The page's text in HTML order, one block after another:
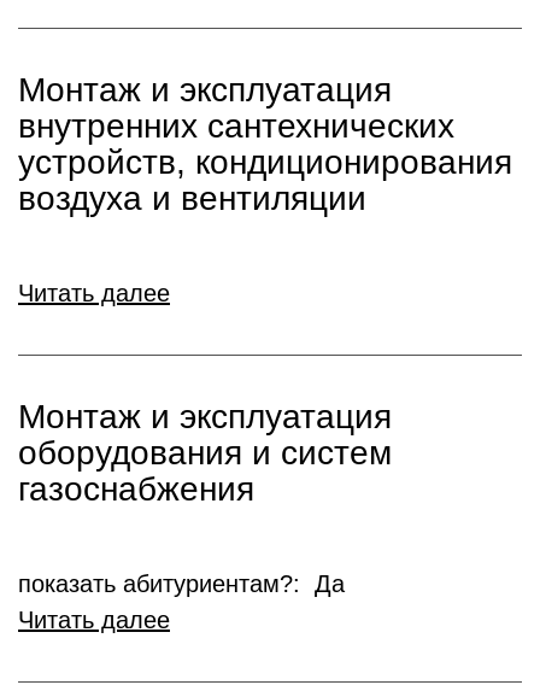
Монтаж и эксплуатация
внутренних сантехнических
устройств, кондиционирования
воздуха и вентиляции
Читать далее
Монтаж и эксплуатация
оборудования и систем
газоснабжения
показать абитуриентам?: Да
Читать далее